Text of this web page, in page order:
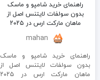
راهنمای خرید شامپو و ماسک
بدون سولفات لایتنس اصل از
ماهان مارکت ارس در ۲۰۲۵
mahan
راهنمای خرید شامپو و ماسک
بدون سولفات لایتنس اصل از
ماهان مارکت ارس در ۲۰۲۵